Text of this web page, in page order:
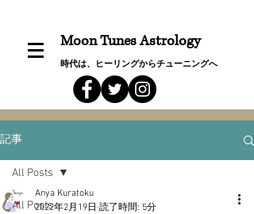
Moon Tunes Astrology
時代は、ヒーリングからチューニングへ
記事
All Posts
All Posts
Anya Kuratoku
2022年2月19日 読了時間: 5分